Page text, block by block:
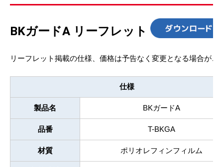
BKガードA リーフレット
リーフレット掲載の仕様、価格は予告なく変更となる場合が
仕様
製品名 BKガードA
品番 T-BKGA
材質 ポリオレフィンフィルム